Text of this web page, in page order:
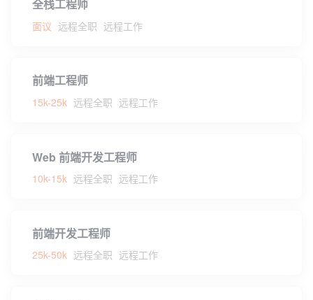
全栈工程师
面议 远程全职 远程工作
前端工程师
15k-25k 远程全职 远程工作
Web 前端开发工程师
10k-15k 远程全职 远程工作
前端开发工程师
25k-50k 远程全职 远程工作